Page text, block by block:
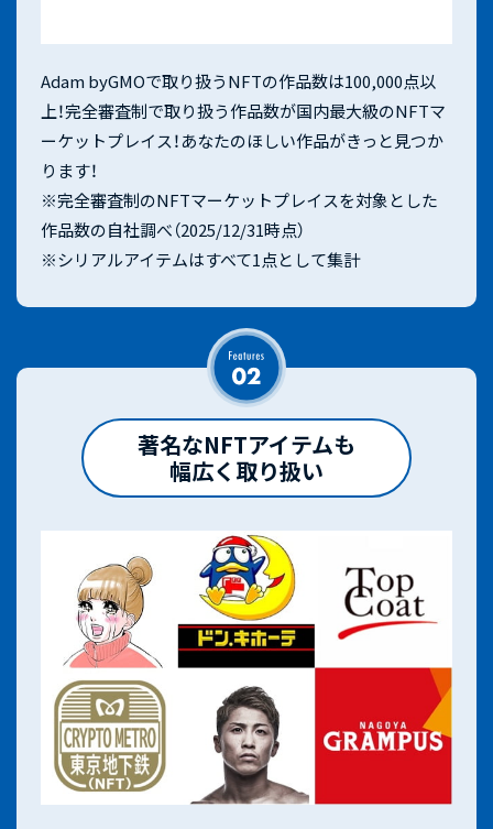
Adam byGMOで取り扱うNFTの作品数は100,000点以
上！完全審査制で取り扱う作品数が国内最大級のNFTマ
ーケットプレイス！あなたのほしい作品がきっと見つか
ります！
※完全審査制のNFTマーケットプレイスを対象とした
作品数の自社調べ（2025/12/31時点）
※シリアルアイテムはすべて1点として集計
著名なNFTアイテムも
幅広く取り扱い